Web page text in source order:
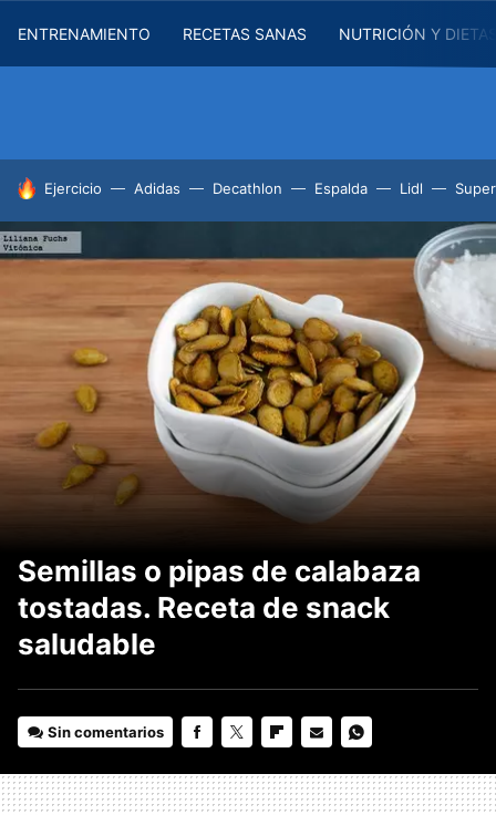
ENTRENAMIENTO RECETAS SANAS NUTRICIÓN Y
HOY SE HABLA DE
Ejercicio Adidas Decathlon Espalda Lidl
Semillas o pipas de calabaza
tostadas. Receta de snack
saludable
Sin comentarios
MAIL